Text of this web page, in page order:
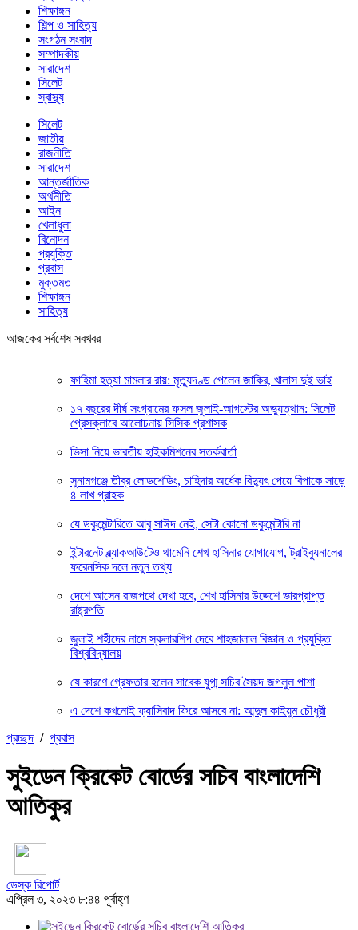
শিক্ষাঙ্গন
শিল্প ও সাহিত্য
সংগঠন সংবাদ
সম্পাদকীয়
সারাদেশ
সিলেট
স্বাস্থ্য
সিলেট
জাতীয়
রাজনীতি
সারাদেশ
আন্তর্জাতিক
অর্থনীতি
আইন
খেলাধুলা
বিনোদন
প্রযুক্তি
প্রবাস
মুক্তমত
শিক্ষাঙ্গন
সাহিত্য
আজকের সর্বশেষ সবখবর
ফাহিমা হত্যা মামলার রায়: মৃত্যুদণ্ড পেলেন জাকির, খালাস দুই ভাই
১৭ বছরের দীর্ঘ সংগ্রামের ফসল জুলাই-আগস্টের অভ্যুত্থান: সিলেট
প্রেসক্লাবে আলোচনায় সিসিক প্রশাসক
ভিসা নিয়ে ভারতীয় হাইকমিশনের সতর্কবার্তা
সুনামগঞ্জে তীব্র লোডশেডিং, চাহিদার অর্ধেক বিদ্যুৎ পেয়ে বিপাকে সাড়ে
৪ লাখ গ্রাহক
যে ডকুমেন্টারিতে আবু সাঈদ নেই, সেটা কোনো ডকুমেন্টারি না
ইন্টারনেট ব্ল্যাকআউটেও থামেনি শেখ হাসিনার যোগাযোগ, ট্রাইব্যুনালের
ফরেনসিক দলে নতুন তথ্য
দেশে আসেন রাজপথে দেখা হবে, শেখ হাসিনার উদ্দেশে ভারপ্রাপ্ত
রাষ্ট্রপতি
জুলাই শহীদের নামে স্কলারশিপ দেবে শাহজালাল বিজ্ঞান ও প্রযুক্তি
বিশ্ববিদ্যালয়
যে কারণে গ্রেফতার হলেন সাবেক যুগ্ম সচিব সৈয়দ জগলুল পাশা
এ দেশে কখনোই ফ্যাসিবাদ ফিরে আসবে না: আব্দুল কাইয়ুম চৌধুরী
প্রচ্ছদ / প্রবাস
সুইডেন ক্রিকেট বোর্ডের সচিব বাংলাদেশি
আতিকুর
ডেস্ক রিপোর্ট
এপ্রিল ৩, ২০২৩ ৮:৪৪ পূর্বাহ্ণ